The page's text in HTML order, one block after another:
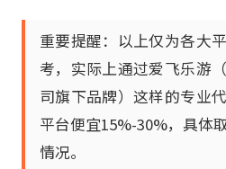
重要提醒：以上仅为各大
考，实际上通过爱飞乐游
司旗下品牌）这样的专业
平台便宜15%-30%，具体
情况。